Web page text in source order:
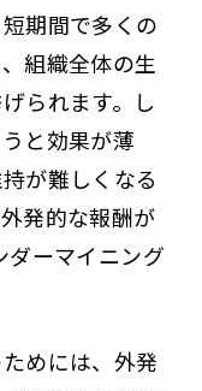
期間で多くの
組織全体の生
られます。し
と効果が薄
が難しくなる
発的な報酬が
ダーマイニング
めには、外発